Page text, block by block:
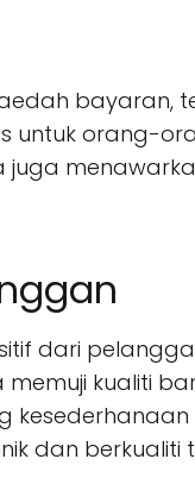
untuk orang-
juga
dari
kualiti
dan berkualiti